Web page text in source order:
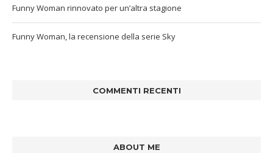
Funny Woman rinnovato per un’altra stagione
Funny Woman, la recensione della serie Sky
COMMENTI RECENTI
ABOUT ME